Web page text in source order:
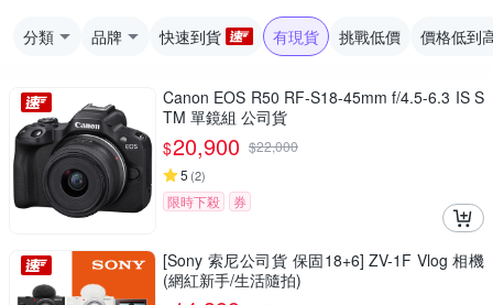
分類 品牌 快速到貨 有現貨 挑戰低價 價格低到
Canon EOS R50 RF-S18-45mm f/4.5-6.3 IS S
TM 單鏡組 公司貨
$20,900 $22,000
5 (2)
限時下殺 券
[Sony 索尼公司貨 保固18+6] ZV-1F Vlog 相機
(網紅新手/生活隨拍)